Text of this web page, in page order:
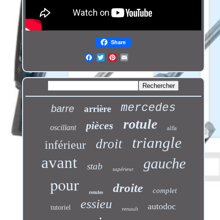
Share
barre arrière mercedes
oscillant pièces rotule alfa
inférieur droit triangle
avant stab supérieur gauche
pour rotules droite complet
tutoriel essieu renault autodoc